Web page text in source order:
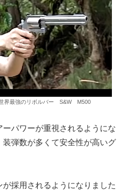
界最強のリボルバー S&W M500
ーパワーが重視されるようにな
弾数が多くて安全性が高いグ
採用されるようになりました